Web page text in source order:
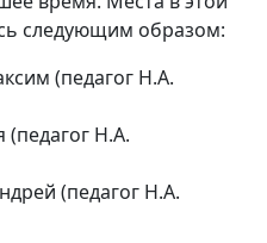
следующим образом:
(педагог Н.А.
(педагог Н.А.
(педагог Н.А.